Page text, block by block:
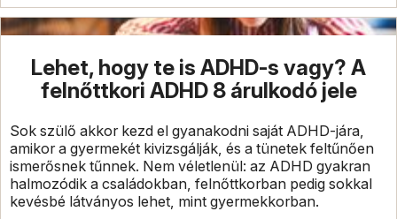
Lehet, hogy te is ADHD-s vagy? A
felnőttkori ADHD 8 árulkodó jele
Sok szülő akkor kezd el gyanakodni saját ADHD-jára,
amikor a gyermekét kivizsgálják, és a tünetek feltűnően
ismerősnek tűnnek. Nem véletlenül: az ADHD gyakran
halmozódik a családokban, felnőttkorban pedig sokkal
kevésbé látványos lehet, mint gyermekkorban.